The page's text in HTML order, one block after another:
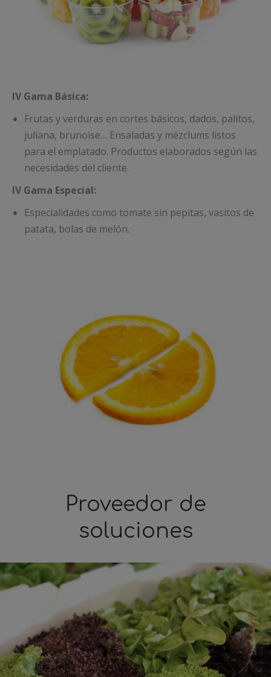
IV Gama Básica:
Frutas y verduras en cortes básicos, dados, palitos,
juliana, brunoise… Ensaladas y mézclums listos
para el emplatado. Productos elaborados según las
necesidades del cliente.
IV Gama Especial:
Especialidades como tomate sin pepitas, vasitos de
patata, bolas de melón.
Proveedor de
soluciones